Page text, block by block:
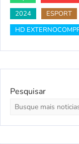
2024
ESPORT
HD
Pesquisar